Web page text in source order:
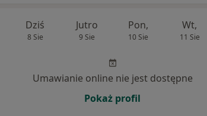
Dziś
8 Sie
Jutro
9 Sie
Pon,
10 Sie
Wt,
11 Sie
Umawianie online nie jest dostępne
Pokaż profil